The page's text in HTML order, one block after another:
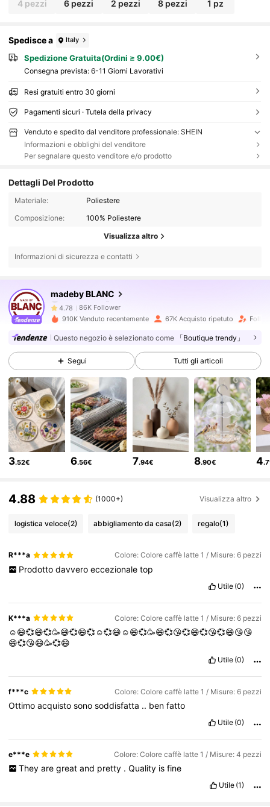
4 pezzi 6 pezzi 2 pezzi 8 pezzi 1 pz
Spedisce a Italy
Spedizione Gratuita(Ordini ≥ 9.00€)
Consegna prevista: 6-11 Giorni Lavorativi
Resi gratuiti entro 30 giorni
Pagamenti sicuri · Tutela della privacy
Venduto e spedito dal venditore professionale: SHEIN
Informazioni e obblighi del venditore
Per segnalare questo venditore e/o prodotto
Dettagli Del Prodotto
Materiale:
Poliestere
Composizione:
100% Poliestere
Visualizza altro
Informazioni di sicurezza e contatti
madeby BLANC
4.78 86K Follower
4.78 86K Follower
4.78 86K Follower
4.78 86K Follower
4.78 86K Follower
910K Venduto recentemente 67K Acquisto ripetuto
Questo negozio è selezionato come 「Boutique trendy」
Segui Tutti gli articoli
3.52€ 6.56€ 7.94€ 8.90€ 4
4.88 (1000+) Visualizza altro
logistica veloce(2) abbigliamento da casa(2) regalo(1)
R***a Colore: Colore caffè latte 1 / Misure: 6 pezzi
Prodotto davvero eccezionale top
Utile (0)
K***a Colore: Colore caffè latte 1 / Misure: 6 pezzi
☺️😄💞😄💞🥳😄💞😄💞☺️💞😄☺️😄💞🥳😄💞😘💞😄💞😘💞😄😘😘
😄💞😘😄🥳💞😄
Utile (0)
f***c Colore: Colore caffè latte 1 / Misure: 6 pezzi
Ottimoacquistosonosoddisfatta .. benfatto
Utile (0)
e***e Colore: Colore caffè latte 1 / Misure: 4 pezzi
They are great and pretty . Quality is fine
Utile (1)